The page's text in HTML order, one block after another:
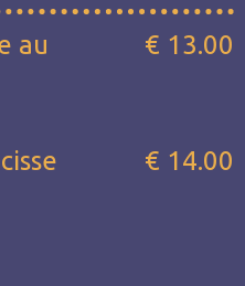
au
€ 13.00
€ 14.00